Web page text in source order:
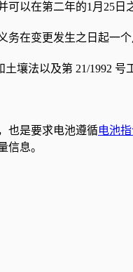
以在第二年的1月25日
在变更发生之日起一个
壤法以及第 21/1992
也是要求电池遵循电池
信息。